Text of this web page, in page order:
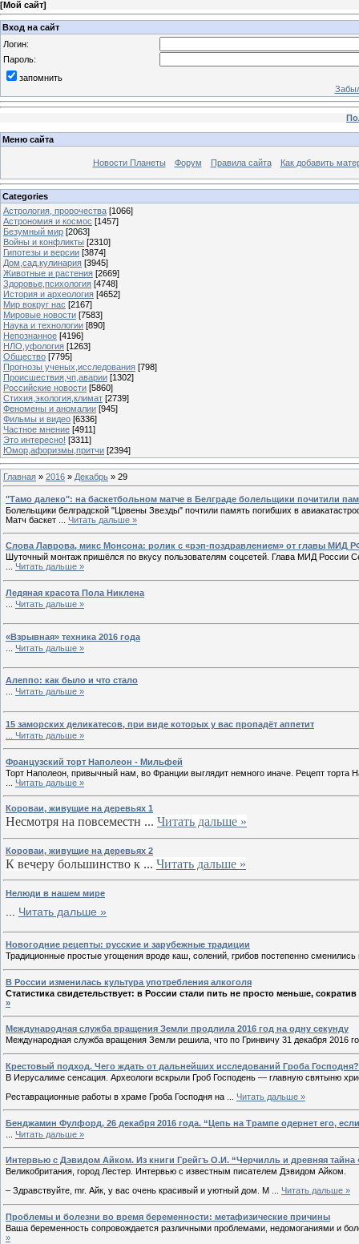
[Мой сайт]
Вход на сайт
Логин:
Пароль:
запомнить
Меню сайта
Новости Планеты Форум Правила сайта Как добавить
Categories
Астрология, пророчества [1066]
Астрономия и космос [1457]
Безумный мир [2063]
Войны и конфликты [2310]
Гипотезы и версии [3874]
Дом,сад,кулинария [3945]
Животные и растения [2669]
Здоровье,психология [4748]
История и археология [4652]
Мир вокруг нас [2167]
Мировые новости [7583]
Наука и технологии [890]
Непознанное [4196]
НЛО,уфология [1263]
Общество [7795]
Прогнозы ученых,исследования [798]
Происшествия,чп,аварии [1302]
Российские новости [5860]
Стихия,экология,климат [2739]
Феномены и аномалии [945]
Фильмы и видео [6336]
Частное мнение [4911]
Это интересно! [3311]
Юмор,афоризмы,притчи [2394]
Главная » 2016 » Декабрь » 29
"Тамо далеко": на баскетбольном матче в Белграде болельщики почитили
Болельщики белградской "Црвены Звезды" почтили память погибших в
Матч баскет
Читать дальше »
Слова Лаврова, микс Монсона: ролик с «рэп-поздравлением» от главы МИД
Шуточный монтаж пришёлся по вкусу пользователям соцсетей. Глава МИД России
Читать дальше »
Ледяная красота Пола Никлена
Читать дальше »
«Взрывная» техника 2016 года
Читать дальше »
Алеппо: как было и что стало
Читать дальше »
15 заморских деликатесов, при виде которых у вас пропадёт аппетит
Читать дальше »
Французский торт Наполеон - Мильфей
Торт Наполеон, привычный нам, во Франции выглядит немного иначе. Рецепт торта
Читать дальше »
Короваи, живущие на деревьях 1
Несмотря на повсеместн ... Читать дальше »
Короваи, живущие на деревьях 2
К вечеру большинство к ... Читать дальше »
Нелюди в нашем мире
Читать дальше »
Новогодние рецепты: русские и зарубежные традиции
Традиционные простые угощения вроде каш, солений, грибов постепенно
В России изменилась культура употребления алкоголя
Статистика свидетельствует: в России стали пить не просто меньше,
»
Международная служба вращения Земли продлила 2016 год на одну секунду
Международная служба вращения Земли решила, что по Гринвичу 31 декабря 2016
Крестовый подход. Чего ждать от дальнейших исследований Гроба Господня?
В Иерусалиме сенсация. Археологи вскрыли Гроб Господень — главную святыню
Реставрационные работы в храме Гроба Господня на
Читать дальше »
Бенджамин Фулфорд, 26 декабря 2016 года. “Цепь на Трампе одернет его,
Читать дальше »
Интервью с Дэвидом Айком. Из книги Грейгъ О.И. “Черчилль и древняя тайна
Великобритания, город Лестер. Интервью с известным писателем Дэвидом Айком.
– Здравствуйте, mr. Айк, у вас очень красивый и уютный дом. М ... Читать дальше »
Проблемы и болезни во время беременности: метафизические причины
Ваша беременность сопровождается различными проблемами, недомоганиями и
»